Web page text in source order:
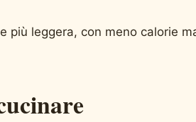
più leggera, con meno calorie